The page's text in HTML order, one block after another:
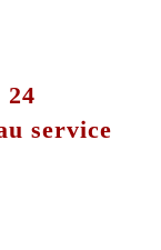
service